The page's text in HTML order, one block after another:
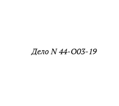
Дело N 44-О03-19